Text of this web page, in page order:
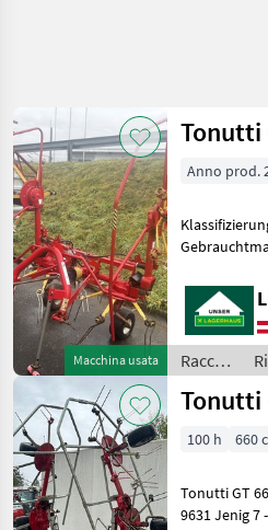
ricerca
Categoria 4 Paese
PERCORSO
ATTUALE
Settore
agricolo
Raccolta
Mangimi
Voltafieno
Tonutti
SCEGLI
CATEGORIA
Tonutti
Reimposta
Mostra
2
risultati
Macchina usata
Tonutti
Anno prod.
Kreisel: 4;
Anzahl
Weitere
Raccolta
mangimi
/
Tonutti
100 h 660
Tonutti GT 660
9631 Jenig 7 - Larghezza di